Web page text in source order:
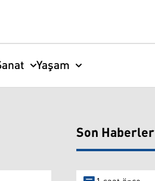
Yaşam
Son Haberler